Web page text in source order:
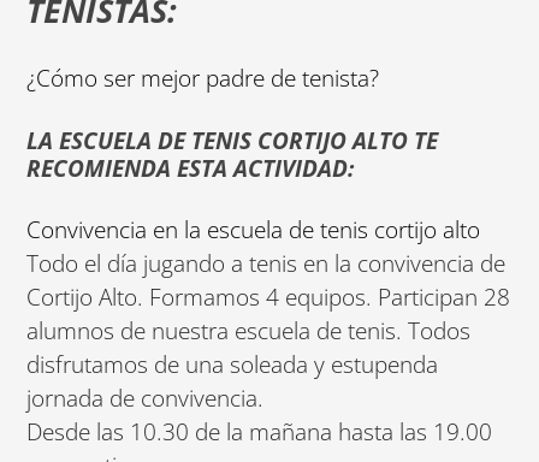
TENISTAS:
¿Cómo ser mejor padre de tenista?
LA ESCUELA DE TENIS CORTIJO ALTO TE
RECOMIENDA ESTA ACTIVIDAD:
Convivencia en la escuela de tenis cortijo alto
Todo el día jugando a tenis en la convivencia de
Cortijo Alto. Formamos 4 equipos. Participan 28
alumnos de nuestra escuela de tenis. Todos
disfrutamos de una soleada y estupenda
jornada de convivencia.
Desde las 10.30 de la mañana hasta las 19.00